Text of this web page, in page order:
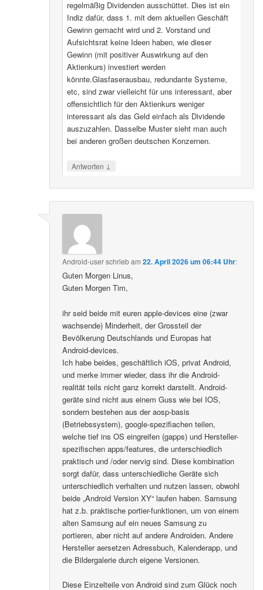
regelmäßig Dividenden ausschüttet. Dies ist ein
Indiz dafür, dass 1. mit dem aktuellen Geschäft
Gewinn gemacht wird und 2. Vorstand und
Aufsichtsrat keine Ideen haben, wie dieser
Gewinn (mit positiver Auswirkung auf den
Aktienkurs) investiert werden
könnte.Glasfaserausbau, redundante Systeme,
etc, sind zwar vielleicht für uns interessant, aber
offensichtlich für den Aktienkurs weniger
interessant als das Geld einfach als Dividende
auszuzahlen. Dasselbe Muster sieht man auch
bei anderen großen deutschen Konzernen.
Antworten ↓
Android-userschriebam22. April 2026 um 06:44 Uhr:
Guten Morgen Linus,
Guten Morgen Tim,
ihr seid beide mit euren apple-devices eine (zwar
wachsende) Minderheit, der Grossteil der
Bevölkerung Deutschlands und Europas hat
Android-devices.
Ich habe beides, geschäftlich iOS, privat Android,
und merke immer wieder, dass ihr die Android-
realität teils nicht ganz korrekt darstellt. Android-
geräte sind nicht aus einem Guss wie bei IOS,
sondern bestehen aus der aosp-basis
(Betriebssystem), google-spezifiachen teilen,
welche tief ins OS eingreifen (gapps) und Hersteller-
spezifischen apps/features, die unterschiedlich
praktisch und /oder nervig sind. Diese kombination
sorgt dafür, dass unterschiedliche Geräte sich
unterschiedlich verhalten und nutzen lassen, obwohl
beide „Android Version XY“ laufen haben. Samsung
hat z.b. praktische portier-funktionen, um von einem
alten Samsung auf ein neues Samsung zu
portieren, aber nicht auf andere Androiden. Andere
Hersteller aersetzen Adressbuch, Kalenderapp, und
die Bildergalerie durch eigene Versionen.
Diese Einzelteile von Android sind zum Glück noch